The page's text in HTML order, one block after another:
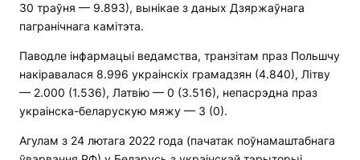
30 траўня — 9.893), вынікае з даных Дзяржаўнага
пагранічнага камітэта.
Паводле інфармацыі ведамства, транзітам праз Польшчу
накіравалася 8.996 украінскіх грамадзян (4.840), Літву
— 2.000 (1.536), Латвію — 0 (3.516), непасрэдна праз
украінска-беларускую мяжу — 3 (0).
Агулам з 24 лютага 2022 года (пачатак поўнамаштабнага